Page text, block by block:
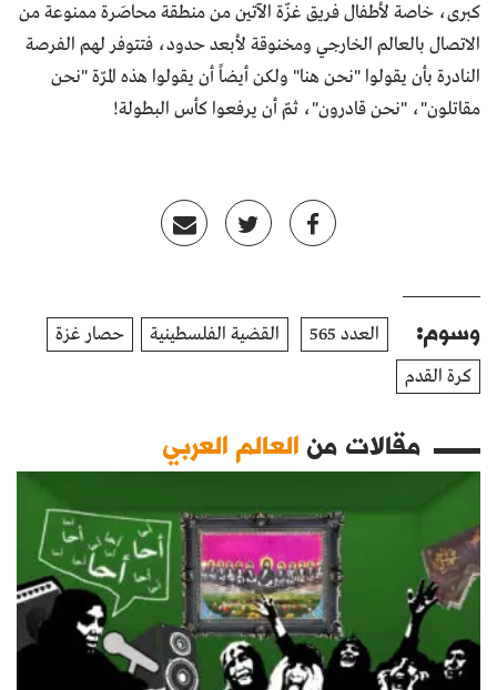
كبرى، خاصة لأطفال فريق غزّة الآتين من منطقة محاصَرة ممنوعة من
الاتصال بالعالم الخارجي ومخنوقة لأبعد حدود، فتتوفر لهم الفرصة
النادرة بأن يقولوا "نحن هنا" ولكن أيضاً أن يقولوا هذه المرّة "نحن
مقاتلون"، "نحن قادرون"، ثمّ أن يرفعوا كأس البطولة!
وسوم: العدد 565 القضية الفلسطينية
حصار غزة
كرة القدم
مقالات منالعالم العربي